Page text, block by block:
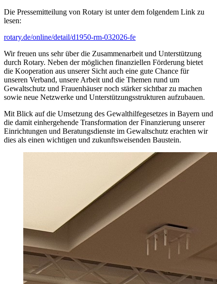
Die Pressemitteilung von Rotary ist unter dem folgendem Link zu
lesen:
rotary.de/online/detail/d1950-rm-032026-fe
Wir freuen uns sehr über die Zusammenarbeit und Unterstützung
durch Rotary. Neben der möglichen finanziellen Förderung bietet
die Kooperation aus unserer Sicht auch eine gute Chance für
unseren Verband, unsere Arbeit und die Themen rund um
Gewaltschutz und Frauenhäuser noch stärker sichtbar zu machen
sowie neue Netzwerke und Unterstützungsstrukturen aufzubauen.
Mit Blick auf die Umsetzung des Gewalthilfegesetzes in Bayern und
die damit einhergehende Transformation der Finanzierung unserer
Einrichtungen und Beratungsdienste im Gewaltschutz erachten wir
dies als einen wichtigen und zukunftsweisenden Baustein.